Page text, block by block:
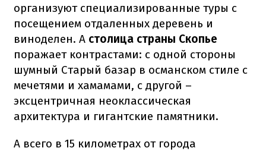
организуют специализированные туры с
посещением отдаленных деревень и
виноделен. А столица страны Скопье
поражает контрастами: с одной стороны
шумный Старый базар в османском стиле с
мечетями и хамамами, с другой –
эксцентричная неоклассическая
архитектура и гигантские памятники.
А всего в 15 километрах от города